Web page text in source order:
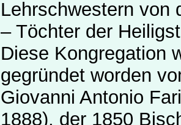
Lehrschwestern von
– Töchter der
Diese Kongregation
gegründet worden
Giovanni Antonio
1888), der 1850